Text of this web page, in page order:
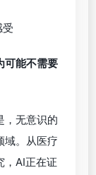
受
可能不需要
，无意识的
域。从医疗
，AI正在证